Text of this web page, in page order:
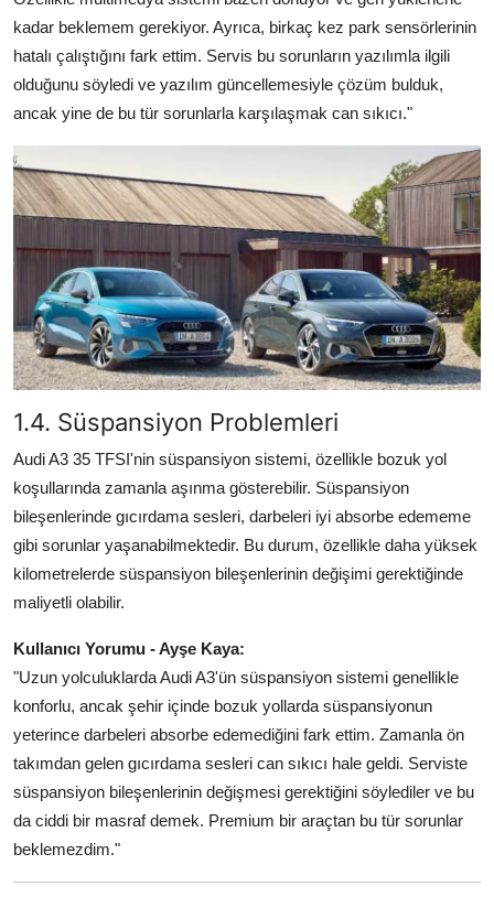
kadar beklemem gerekiyor. Ayrıca, birkaç kez park sensörlerinin
hatalı çalıştığını fark ettim. Servis bu sorunların yazılımla ilgili
olduğunu söyledi ve yazılım güncellemesiyle çözüm bulduk,
ancak yine de bu tür sorunlarla karşılaşmak can sıkıcı."
1.4. Süspansiyon Problemleri
Audi A3 35 TFSI'nin süspansiyon sistemi, özellikle bozuk yol
koşullarında zamanla aşınma gösterebilir. Süspansiyon
bileşenlerinde gıcırdama sesleri, darbeleri iyi absorbe edememe
gibi sorunlar yaşanabilmektedir. Bu durum, özellikle daha yüksek
kilometrelerde süspansiyon bileşenlerinin değişimi gerektiğinde
maliyetli olabilir.
Kullanıcı Yorumu - Ayşe Kaya:
"Uzun yolculuklarda Audi A3'ün süspansiyon sistemi genellikle
konforlu, ancak şehir içinde bozuk yollarda süspansiyonun
yeterince darbeleri absorbe edemediğini fark ettim. Zamanla ön
takımdan gelen gıcırdama sesleri can sıkıcı hale geldi. Serviste
süspansiyon bileşenlerinin değişmesi gerektiğini söylediler ve bu
da ciddi bir masraf demek. Premium bir araçtan bu tür sorunlar
beklemezdim."